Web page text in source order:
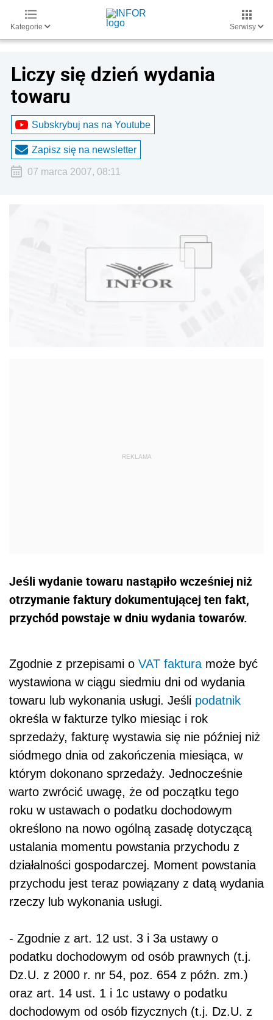
Kategorie Serwisy
Liczy się dzień wydania
towaru
Subskrybuj nas na Youtube
Zapisz się na newsletter
07 marca 2007, 08:11
Jeśli wydanie towaru nastąpiło wcześniej niż
otrzymanie faktury dokumentującej ten fakt,
przychód powstaje w dniu wydania towarów.
Zgodnie z przepisami o VAT faktura może być
wystawiona w ciągu siedmiu dni od wydania
towaru lub wykonania usługi. Jeśli podatnik
określa w fakturze tylko miesiąc i rok
sprzedaży, fakturę wystawia się nie później niż
siódmego dnia od zakończenia miesiąca, w
którym dokonano sprzedaży. Jednocześnie
warto zwrócić uwagę, że od początku tego
roku w ustawach o podatku dochodowym
określono na nowo ogólną zasadę dotyczącą
ustalania momentu powstania przychodu z
działalności gospodarczej. Moment powstania
przychodu jest teraz powiązany z datą wydania
rzeczy lub wykonania usługi.
- Zgodnie z art. 12 ust. 3 i 3a ustawy o
podatku dochodowym od osób prawnych (t.j.
Dz.U. z 2000 r. nr 54, poz. 654 z późn. zm.)
oraz art. 14 ust. 1 i 1c ustawy o podatku
dochodowym od osób fizycznych (t.j. Dz.U. z